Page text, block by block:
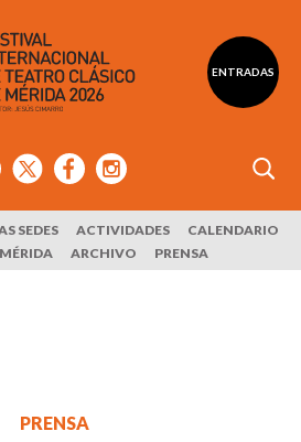
ENTRADAS
SEDES ACTIVIDADES
CALENDARIO
MÉRIDA ARCHIVO PRENSA
PRENSA